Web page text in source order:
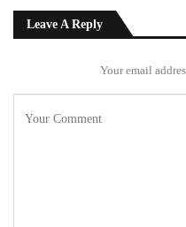
Leave A Reply
Your email